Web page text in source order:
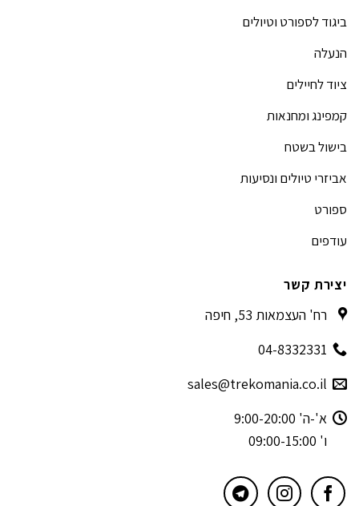
ביגוד לספורט וטיולים
הנעלה
ציוד לחיילים
קמפינג ומחנאות
בישול בשטח
אביזרי טיולים ונסיעות
ספורט
עודפים
יצירת קשר
רח' העצמאות 53, חיפה
04-8332331
sales@trekomania.co.il
א'-ה' 9:00-20:00
ו' 09:00-15:00